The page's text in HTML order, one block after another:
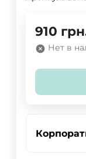
910
Нет в